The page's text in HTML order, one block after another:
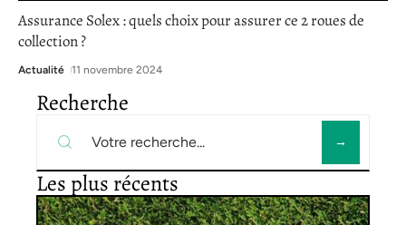
Assurance Solex : quels choix pour assurer ce 2 roues de
collection ?
Actualité 11 novembre 2024
Recherche
Les plus récents